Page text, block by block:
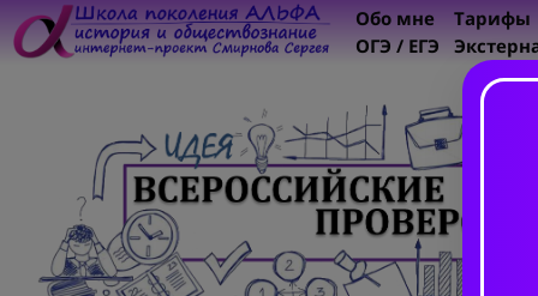
Обо мне
ОГЭ / ЕГЭ
Тарифы